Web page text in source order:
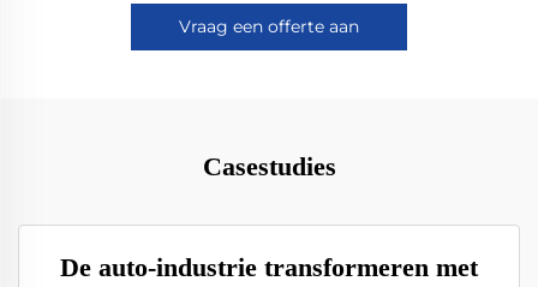
Vraag een offerte aan
Casestudies
De auto-industrie transformeren met